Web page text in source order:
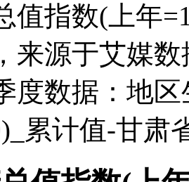
值指数(上年
来源于艾媒
度数据：地
累计值-甘肃